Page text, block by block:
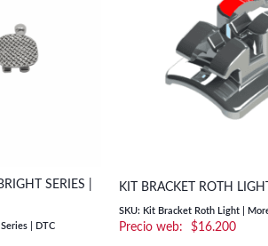
SERIES |
| DTC
KIT BRACKET ROTH
SKU: Kit Bracket Roth Light |
$16.200